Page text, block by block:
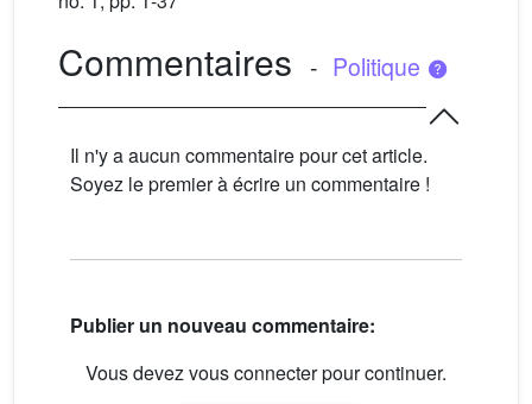
Commentaires - Politique
Il n'y a aucun commentaire pour cet article.
Soyez le premier à écrire un commentaire !
Publier un nouveau commentaire:
Vous devez vous connecter pour continuer.